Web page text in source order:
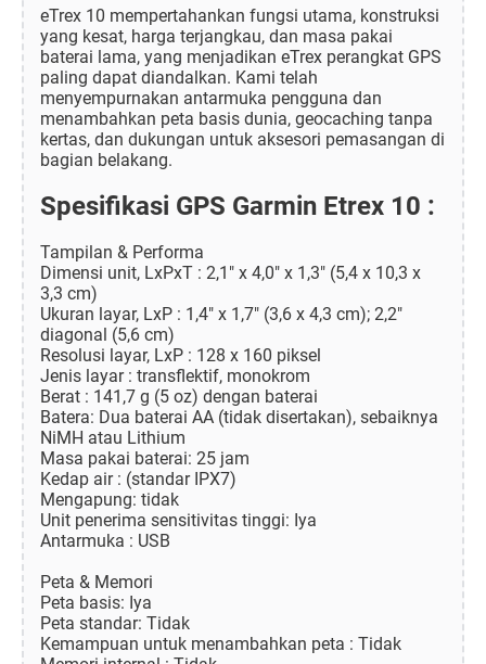
eTrex 10 mempertahankan fungsi utama, konstruksi
yang kesat, harga terjangkau, dan masa pakai
baterai lama, yang menjadikan eTrex perangkat GPS
paling dapat diandalkan. Kami telah
menyempurnakan antarmuka pengguna dan
menambahkan peta basis dunia, geocaching tanpa
kertas, dan dukungan untuk aksesori pemasangan di
bagian belakang.
Spesifikasi GPS Garmin Etrex 10 :
Tampilan & Performa
Dimensi unit, LxPxT : 2,1" x 4,0" x 1,3" (5,4 x 10,3 x
3,3 cm)
Ukuran layar, LxP : 1,4" x 1,7" (3,6 x 4,3 cm); 2,2"
diagonal (5,6 cm)
Resolusi layar, LxP : 128 x 160 piksel
Jenis layar : transflektif, monokrom
Berat : 141,7 g (5 oz) dengan baterai
Batera: Dua baterai AA (tidak disertakan), sebaiknya
NiMH atau Lithium
Masa pakai baterai: 25 jam
Kedap air : (standar IPX7)
Mengapung: tidak
Unit penerima sensitivitas tinggi: Iya
Antarmuka : USB
Peta & Memori
Peta basis: Iya
Peta standar: Tidak
Kemampuan untuk menambahkan peta : Tidak